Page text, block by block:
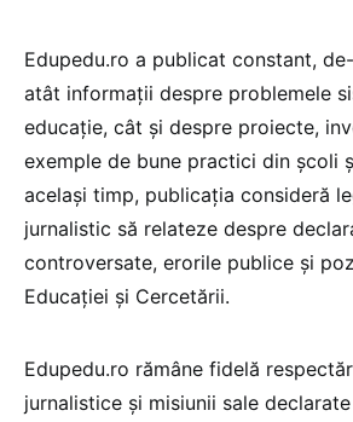
Edupedu.ro a publicat constant,
atât informații despre problemele
educație, cât și despre proiecte,
exemple de bune practici din școli
același timp, publicația consideră
jurnalistic să relateze despre
controversate, erorile publice și
Educației și Cercetării.
Edupedu.ro rămâne fidelă
jurnalistice și misiunii sale